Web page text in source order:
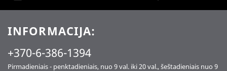
INFORMACIJA:
+370-6-386-1394
Pirmadieniais - penktadieniais, nuo 9 val. iki 20 val., šeštadieniais nuo 9